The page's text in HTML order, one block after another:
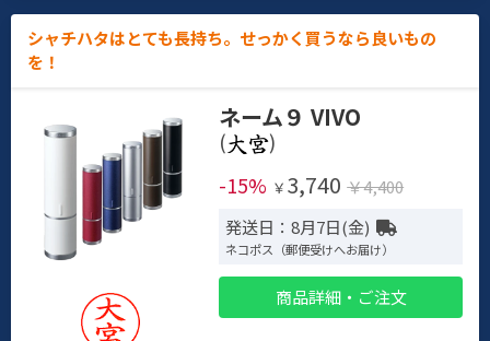
シャチハタはとても長持ち。せっかく買うなら良いもの
を！
ネーム９ VIVO
(
)
-15% ￥ 3,740 ￥4,400
発送日：8月7日(金)
ネコポス（郵便受けへお届け）
商品詳細・ご注文